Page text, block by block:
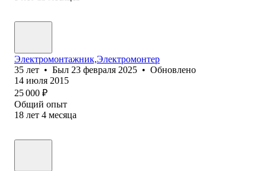
Электромонтажник,Электромонтер
35 лет • Был 23 февраля 2025 • Обновлено
14 июля 2015
25 000 ₽
Общий опыт
18 лет 4 месяца